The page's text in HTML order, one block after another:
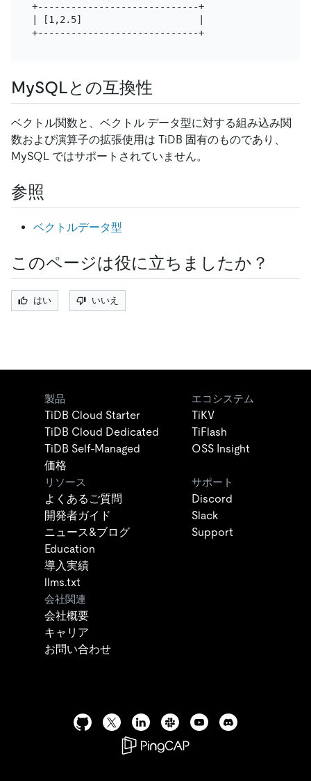
+-----------------------------+
| [1,2.5]                     |
+-----------------------------+
MySQLとの互換性
ベクトル関数と、ベクトル データ型に対する組み込み関
数および演算子の拡張使用は TiDB 固有のものであり、
MySQL ではサポートされていません。
参照
ベクトルデータ型
このページは役に立ちましたか？
はい いいえ
製品
TiDB Cloud Starter
TiDB Cloud Dedicated
TiDB Self-Managed
価格
エコシステム
TiKV
TiFlash
OSS Insight
リソース
よくあるご質問
開発者ガイド
ニュース&ブログ
Education
導入実績
llms.txt
サポート
Discord
Slack
Support
会社関連
会社概要
キャリア
お問い合わせ